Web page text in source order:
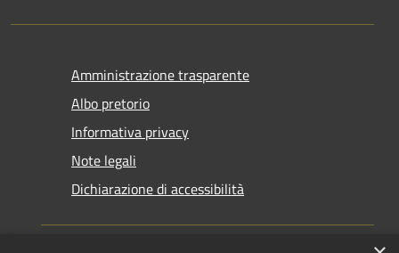
Amministrazione trasparente
Albo pretorio
Informativa privacy
Note legali
Dichiarazione di accessibilità